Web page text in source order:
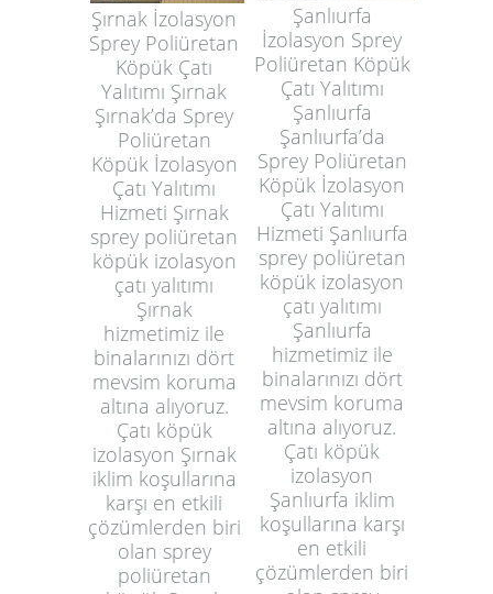
Şırnak İzolasyon
Sprey Poliüretan
Köpük Çatı
Yalıtımı Şırnak
Şırnak’da Sprey
Poliüretan
Köpük İzolasyon
Çatı Yalıtımı
Hizmeti Şırnak
sprey poliüretan
köpük izolasyon
çatı yalıtımı
Şırnak
hizmetimiz ile
binalarınızı dört
mevsim koruma
altına alıyoruz.
Çatı köpük
izolasyon Şırnak
iklim koşullarına
karşı en etkili
çözümlerden biri
olan sprey
poliüretan
Şanlıurfa
İzolasyon Sprey
Poliüretan Köpük
Çatı Yalıtımı
Şanlıurfa
Şanlıurfa’da
Sprey Poliüretan
Köpük İzolasyon
Çatı Yalıtımı
Hizmeti Şanlıurfa
sprey poliüretan
köpük izolasyon
çatı yalıtımı
Şanlıurfa
hizmetimiz ile
binalarınızı dört
mevsim koruma
altına alıyoruz.
Çatı köpük
izolasyon
Şanlıurfa iklim
koşullarına karşı
en etkili
çözümlerden biri